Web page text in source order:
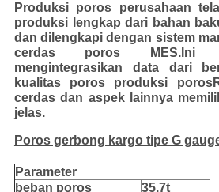
Produksi poros perusahaan
produksi lengkap dari bahan
dan dilengkapi dengan sistem
cerdas poros MES.Ini
mengintegrasikan data dari
kualitas poros produksi
cerdas dan aspek lainnya
jelas.
Poros gerbong kargo tipe G
Parameter
beban poros
35.7t